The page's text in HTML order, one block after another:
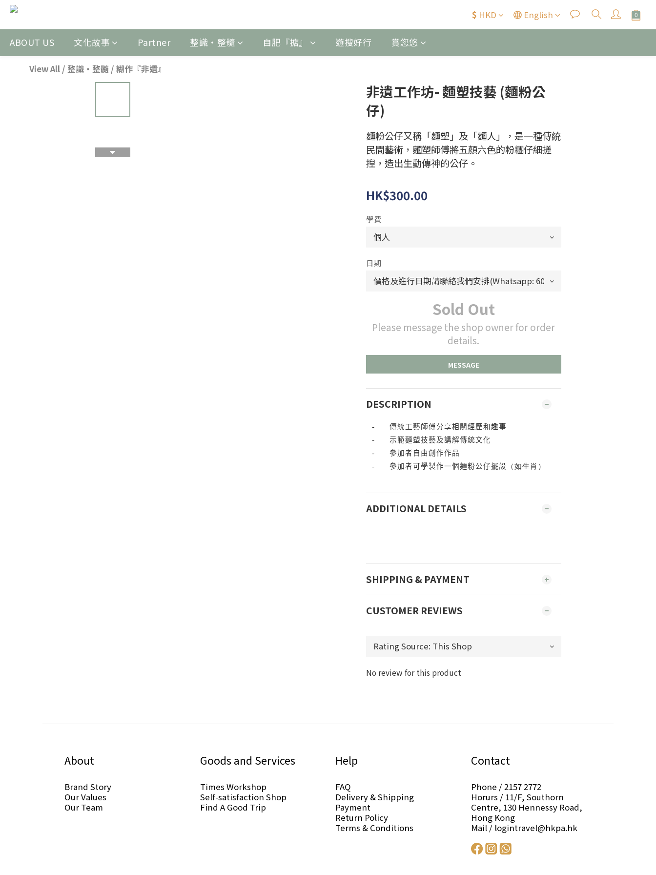
$ HKD English
ABOUT US 文化故事 Partner 整識‧整髓 自肥『掂』 遊搜好行 賞您悠
View All / 整識‧整髓 / 糊作『非遺』
非遺工作坊- 麵塑技藝 (麵粉公
仔)
麵粉公仔又稱「麵塑」及「麵人」，是一種傳統
民間藝術，麵塑師傅將五顏六色的粉糰仔細搓
揑，造出生動傳神的公仔。
HK$300.00
學費
日期
Sold Out
Please message the shop owner for order
details.
MESSAGE
DESCRIPTION
-
傳統工藝師傅分享相關經歷和趣事
-
示範麵塑技藝及講解傳統文化
-
參加者自由創作作品
-
參加者可學製作一個麵粉公仔擺設 （如生肖）
ADDITIONAL DETAILS
SHIPPING & PAYMENT
CUSTOMER REVIEWS
No review for this product
About
Brand Story
Our Values
Our Team
Goods and Services
Times Workshop
Self-satisfaction Shop
Find A Good Trip
Help
FAQ
Delivery & Shipping
Payment
Return Policy
Terms & Conditions
Contact
Phone / 2157 2772
Horurs / 11/F, Southorn
Centre, 130 Hennessy Road,
Hong Kong
Mail / logintravel@hkpa.hk